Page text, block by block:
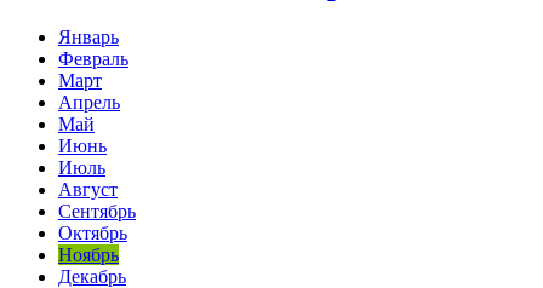
Январь
Февраль
Март
Апрель
Май
Июнь
Июль
Август
Сентябрь
Октябрь
Ноябрь
Декабрь